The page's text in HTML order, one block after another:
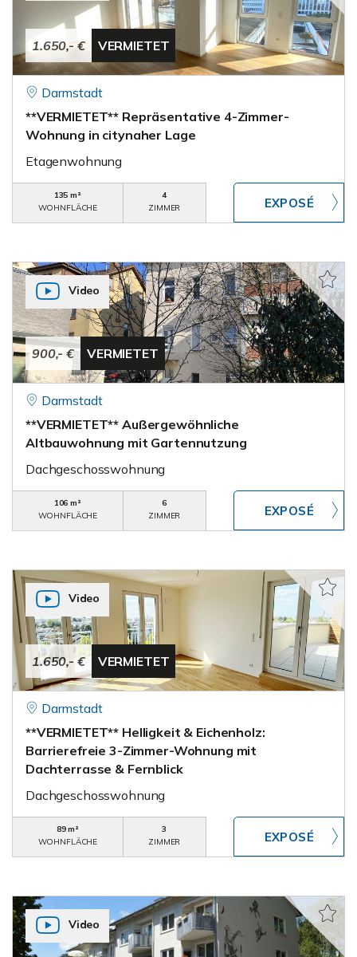
1.650,- € VERMIETET
Darmstadt
**VERMIETET** Repräsentative 4-Zimmer-
Wohnung in citynaher Lage
Etagenwohnung
135 m²
WOHNFLÄCHE
4
ZIMMER
900,- € VERMIETET
Video
Darmstadt
**VERMIETET** Außergewöhnliche
Altbauwohnung mit Gartennutzung
Dachgeschosswohnung
106 m²
WOHNFLÄCHE
6
ZIMMER
1.650,- € VERMIETET
Video
Darmstadt
**VERMIETET** Helligkeit & Eichenholz:
Barrierefreie 3-Zimmer-Wohnung mit
Dachterrasse & Fernblick
Dachgeschosswohnung
89 m²
WOHNFLÄCHE
3
ZIMMER
Video